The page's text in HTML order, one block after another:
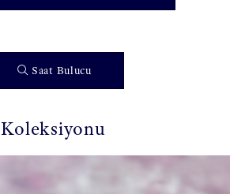
Saat Bulucu
Koleksiyonu